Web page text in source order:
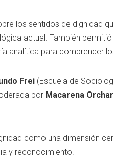
los sentidos de dignidad
actual. También
analítica para comprender
Frei(Escuela de
por Macarena
como una dimensión
y reconocimiento.